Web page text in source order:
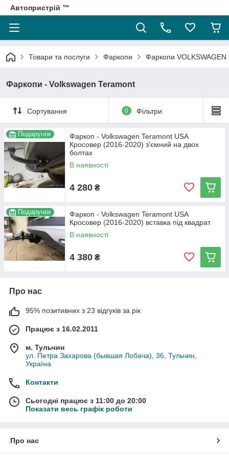
Автопристрій ™
Товари та послуги Фаркопи Фаркопи VOLKSWAGEN
Фаркопи - Volkswagen Teramont
Сортування 0 Фільтри
Подарунок
Фаркоп - Volkswagen Teramont USA
Кросовер (2016-2020) з'ємний на двох
болтах
В наявності
4 280 ₴
Подарунок
Фаркоп - Volkswagen Teramont USA
Кросовер (2016-2020) вставка під квадрат
В наявності
4 380 ₴
Про нас
95% позитивних з 23 відгуків за рік
Працює з 16.02.2011
м. Тульчин
ул. Петра Захарова (бывшая Лобача), 36, Тульчин,
Україна
Контакти
Сьогодні працює з 11:00 до 20:00
Показати весь графік роботи
Про нас